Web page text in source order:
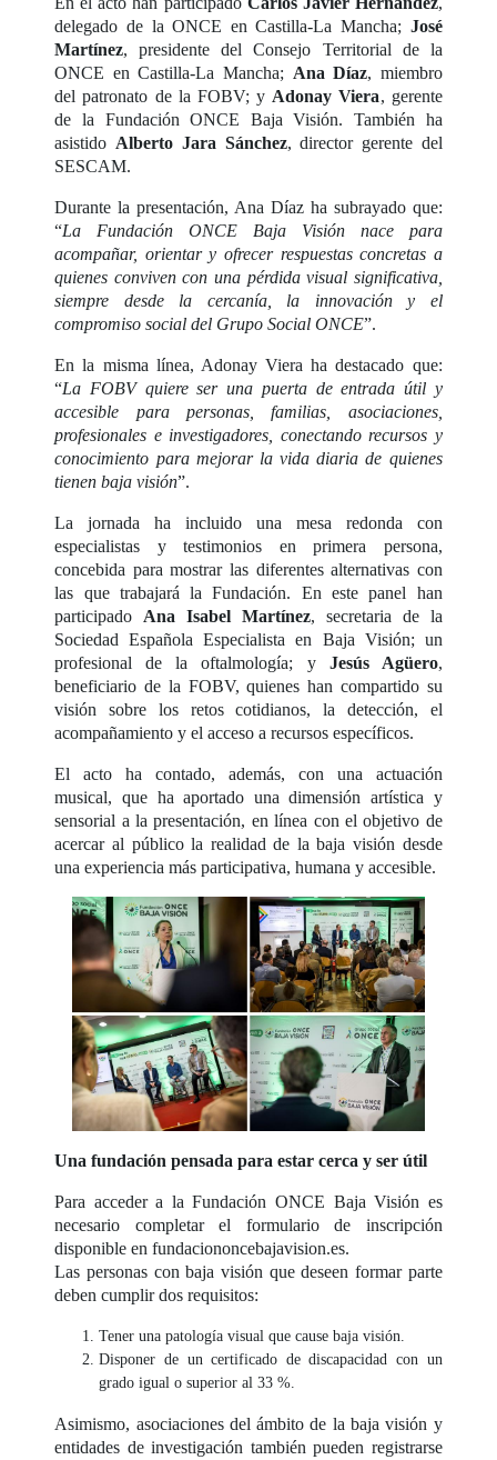
delegado de la ONCE en Castilla-La Mancha; José
Martínez, presidente del Consejo Territorial de la
ONCE en Castilla-La Mancha; Ana Díaz, miembro
del patronato de la FOBV; y Adonay Viera, gerente
de la Fundación ONCE Baja Visión. También ha
asistido Alberto Jara Sánchez, director gerente del
SESCAM.
Durante la presentación, Ana Díaz ha subrayado que:
“La Fundación ONCE Baja Visión nace para
acompañar, orientar y ofrecer respuestas concretas a
quienes conviven con una pérdida visual significativa,
siempre desde la cercanía, la innovación y el
compromiso social del Grupo Social ONCE”.
En la misma línea, Adonay Viera ha destacado que:
“La FOBV quiere ser una puerta de entrada útil y
accesible para personas, familias, asociaciones,
profesionales e investigadores, conectando recursos y
conocimiento para mejorar la vida diaria de quienes
tienen baja visión”.
La jornada ha incluido una mesa redonda con
especialistas y testimonios en primera persona,
concebida para mostrar las diferentes alternativas con
las que trabajará la Fundación. En este panel han
participado Ana Isabel Martínez, secretaria de la
Sociedad Española Especialista en Baja Visión; un
profesional de la oftalmología; y Jesús Agüero,
beneficiario de la FOBV, quienes han compartido su
visión sobre los retos cotidianos, la detección, el
acompañamiento y el acceso a recursos específicos.
El acto ha contado, además, con una actuación
musical, que ha aportado una dimensión artística y
sensorial a la presentación, en línea con el objetivo de
acercar al público la realidad de la baja visión desde
una experiencia más participativa, humana y accesible.
Una fundación pensada para estar cerca y ser útil
Para acceder a la Fundación ONCE Baja Visión es
necesario completar el formulario de inscripción
disponible en fundaciononcebajavision.es.
Las personas con baja visión que deseen formar parte
deben cumplir dos requisitos:
Tener una patología visual que cause baja visión.
Disponer de un certificado de discapacidad con un
grado igual o superior al 33 %.
Asimismo, asociaciones del ámbito de la baja visión y
entidades de investigación también pueden registrarse